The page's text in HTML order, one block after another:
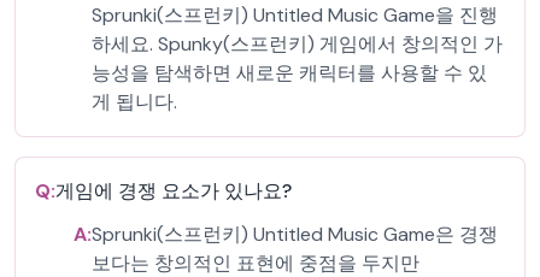
Sprunki(스프런키) Untitled Music Game을 진행
하세요. Spunky(스프런키) 게임에서 창의적인 가
능성을 탐색하면 새로운 캐릭터를 사용할 수 있
게 됩니다.
Q:게임에 경쟁 요소가 있나요?
A:Sprunki(스프런키) Untitled Music Game은 경쟁
보다는 창의적인 표현에 중점을 두지만